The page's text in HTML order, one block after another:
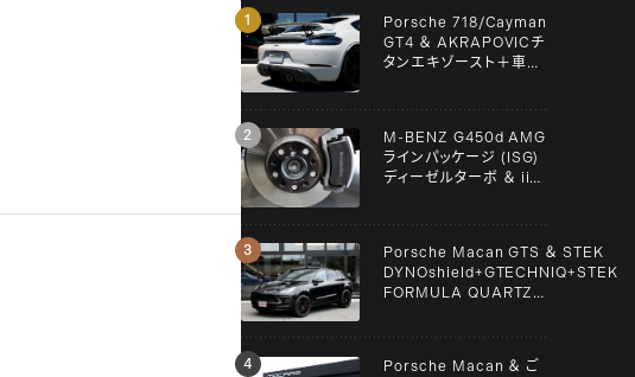
Porsche 718/Cayman
GT4 ＆ AKRAPOVICチ
タンエキゾースト＋車検
M-BENZ G450d AMG
ラインパッケージ (ISG)
ディーゼルターボ ＆ iiD
Porsche Macan GTS ＆ STEK
DYNOshield+GTECHNIQ+STEK
FORMULA QUARTZ
Porsche Macan ＆ ご